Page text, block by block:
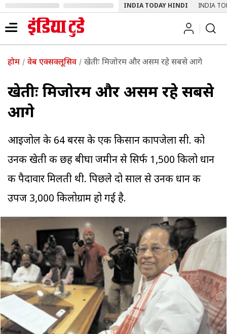
INDIA TODAY HINDI INDIA
होम वेब एक्सक्लूसिव खेतीः मिजोरम और असम रहे सबसे आगे
खेतीः मिजोरम और असम रहे सबसे
आगे
आइजोल के 64 बरस के एक किसान कापजेला सी. को
उनकी खेती की छह बीघा जमीन से सिर्फ 1,500 किलो धान
की पैदावार मिलती थी. पिछले दो साल से उनकी धान की
उपज 3,000 किलोग्राम हो गई है.